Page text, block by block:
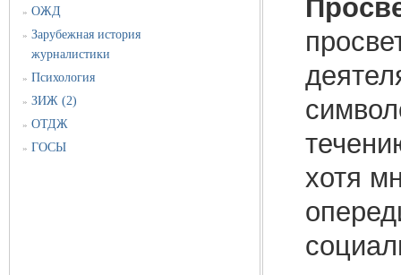
» ОЖД
» Зарубежная история
журналистики
» Психология
» ЗИЖ (2)
» ОТДЖ
» ГОСЫ
хотя